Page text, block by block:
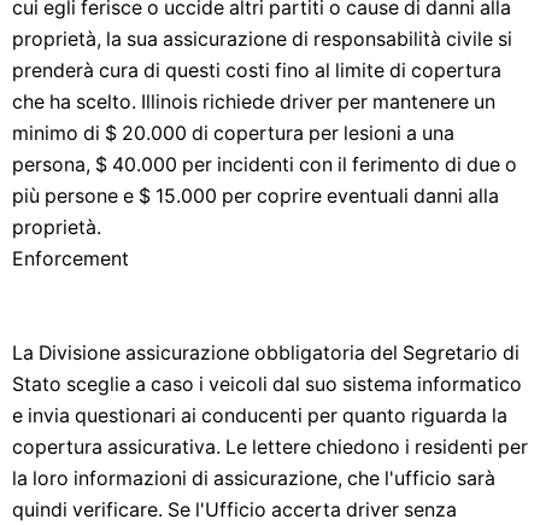
cui egli ferisce o uccide altri partiti o cause di danni alla
proprietà, la sua assicurazione di responsabilità civile si
prenderà cura di questi costi fino al limite di copertura
che ha scelto. Illinois richiede driver per mantenere un
minimo di $ 20.000 di copertura per lesioni a una
persona, $ 40.000 per incidenti con il ferimento di due o
più persone e $ 15.000 per coprire eventuali danni alla
proprietà.
Enforcement
La Divisione assicurazione obbligatoria del Segretario di
Stato sceglie a caso i veicoli dal suo sistema informatico
e invia questionari ai conducenti per quanto riguarda la
copertura assicurativa. Le lettere chiedono i residenti per
la loro informazioni di assicurazione, che l'ufficio sarà
quindi verificare. Se l'Ufficio accerta driver senza